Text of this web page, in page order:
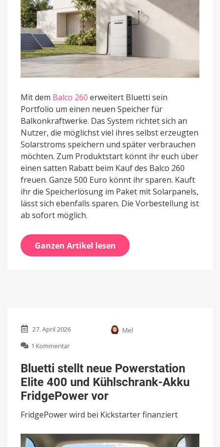
Mit dem Balco 260 erweitert Bluetti sein
Portfolio um einen neuen Speicher für
Balkonkraftwerke. Das System richtet sich an
Nutzer, die möglichst viel ihres selbst erzeugten
Solarstroms speichern und später verbrauchen
möchten. Zum Produktstart könnt ihr euch über
einen satten Rabatt beim Kauf des Balco 260
freuen. Ganze 500 Euro könnt ihr sparen. Kauft
ihr die Speicherlösung im Paket mit Solarpanels,
lässt sich ebenfalls sparen. Die Vorbestellung ist
ab sofort möglich.
Ganzen Artikel lesen
27. April 2026
Mel
1 Kommentar
stellt
neue
Powerstation
Elite
400
und
Kühlschrank-
FridgePower
Bluetti stellt neue Powerstation
Elite 400 und Kühlschrank-Akku
FridgePower vor
FridgePower wird bei Kickstarter finanziert